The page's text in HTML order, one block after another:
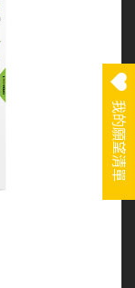
我的願望清單